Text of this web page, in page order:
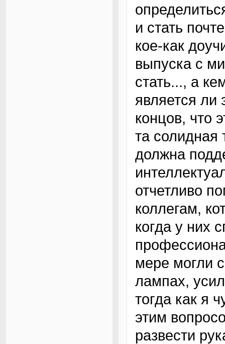
и стать
кое-как
выпуска с
стать..., а
является ли
концов, что
та солидная
должна
отчетливо
коллегам,
когда у них
мере могли
лампах,
тогда как я
этим
развести